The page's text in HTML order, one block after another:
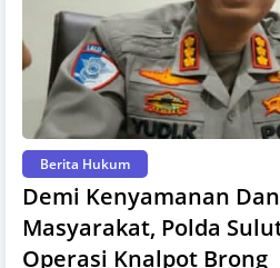
Berita Hukum
Demi Kenyamanan
Masyarakat, Polda
Operasi Knalpot Brong